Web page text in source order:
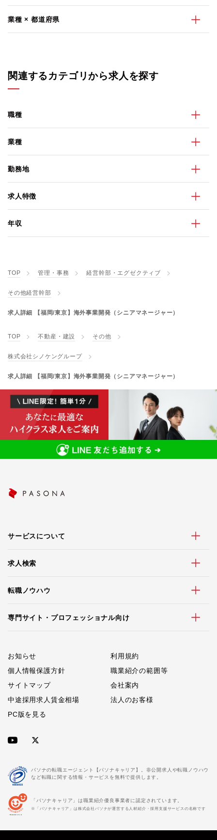
業種 × 都道府県
関連するカテゴリから求人を探す
職種
業種
勤務地
求人特徴
年収
TOP 管理・事務 経営幹部・エグゼクティブ
その他経営幹部
求人詳細 【福岡/東京】海外事業開発（シニアマネージャー）
TOP 不動産・建設 その他
株式会社シノケングループ
求人詳細 【福岡/東京】海外事業開発（シニアマネージャー）
サービスについて
求人検索
転職ノウハウ
専門サイト・プロフェッショナル向け
お知らせ
利用規約
個人情報保護方針
職業紹介の範囲等
サイトマップ
会社案内
中途採用求人賃金相場
法人のお客様
PC版を見る
パソナの転職エージェント【パソナキャリア】。非公開求人や転職ノウハウ
など転職に関する情報・サービスを無料で提供します。
「パソナキャリア」は職業紹介優良事業者に認定されています。
※「パソナキャリア」は株式会社パソナが運営する人材紹介・採用支援サービスの名称です